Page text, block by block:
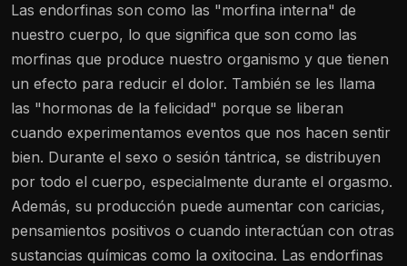
Las endorfinas son como las "morfina interna" de
nuestro cuerpo, lo que significa que son como las
morfinas que produce nuestro organismo y que tienen
un efecto para reducir el dolor. También se les llama
las "hormonas de la felicidad" porque se liberan
cuando experimentamos eventos que nos hacen sentir
bien. Durante el sexo o sesión tántrica, se distribuyen
por todo el cuerpo, especialmente durante el orgasmo.
Además, su producción puede aumentar con caricias,
pensamientos positivos o cuando interactúan con otras
sustancias químicas como la oxitocina. Las endorfinas